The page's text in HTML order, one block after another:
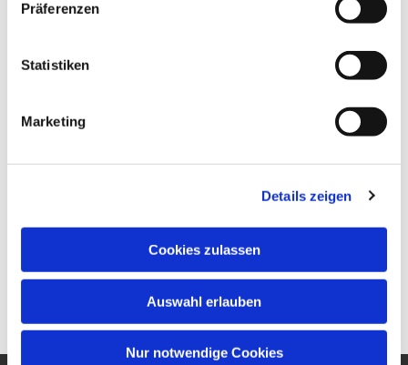
Präferenzen
Statistiken
Marketing
Details zeigen
Cookies zulassen
Auswahl erlauben
Nur notwendige Cookies